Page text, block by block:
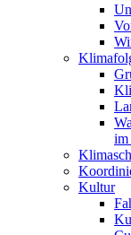
im
Kultur